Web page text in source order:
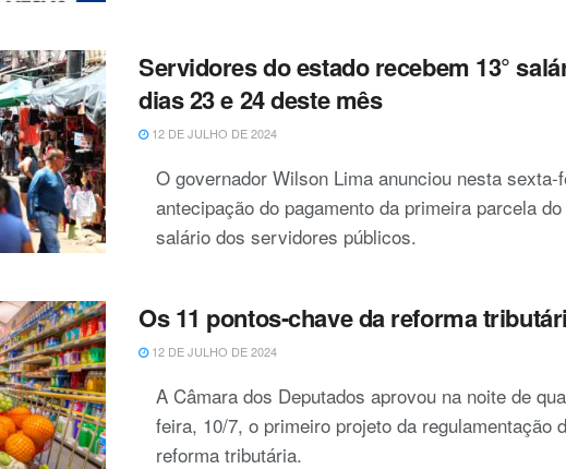
Servidores do estado recebem 13°
dias 23 e 24 deste mês
12 DE JULHO DE 2024
O governador Wilson Lima anunciou nesta sexta-
antecipação do pagamento da primeira parcela do
salário dos servidores públicos.
Os 11 pontos-chave da reforma
12 DE JULHO DE 2024
A Câmara dos Deputados aprovou na noite de
feira, 10/7, o primeiro projeto da regulamentação
reforma tributária.